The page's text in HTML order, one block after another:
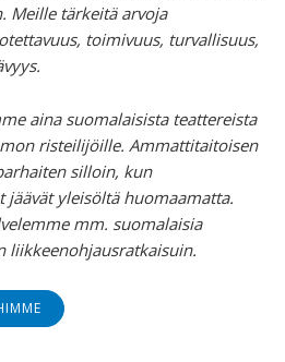
Meille tärkeitä arvoja
toimivuus, turvallisuus,
aina suomalaisista teattereista
risteilijöille. Ammattitaitoisen
silloin, kun
yleisöltä huomaamatta.
mm. suomalaisia
liikkeenohjausratkaisuin.